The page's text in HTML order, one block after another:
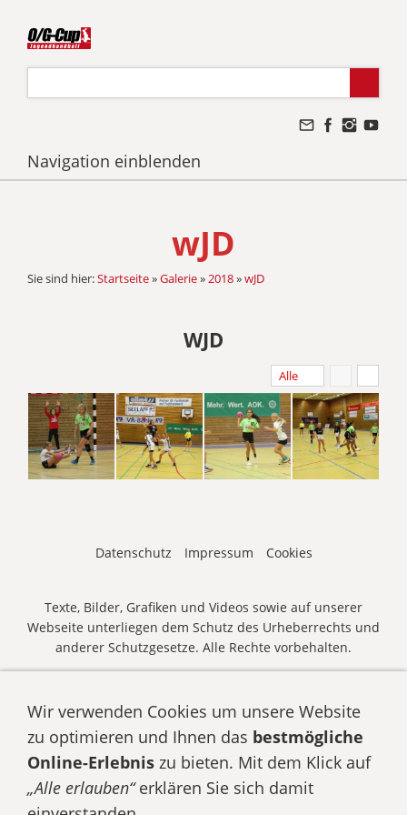
Navigation einblenden
wJD
Sie sind hier:Startseite»Galerie»2018»wJD
WJD
Alle
Datenschutz Impressum Cookies
Texte, Bilder, Grafiken und Videos sowie auf unserer
Webseite unterliegen dem Schutz des Urheberrechts und
anderer Schutzgesetze. Alle Rechte vorbehalten.
© HSG WAGRIEN | O/G-Cup 2026 •E-Mail senden• Zum
Wir verwenden Cookies um unsere Website
zu optimieren und Ihnen das bestmögliche
Online-Erlebnis zu bieten. Mit dem Klick auf
„Alle erlauben“erklären Sie sich damit